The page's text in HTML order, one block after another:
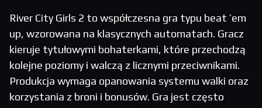
River City Girls 2 to współczesna gra typu beat ’em
up, wzorowana na klasycznych automatach. Gracz
kieruje tytułowymi bohaterkami, które przechodzą
kolejne poziomy i walczą z licznymi przeciwnikami.
Produkcja wymaga opanowania systemu walki oraz
korzystania z broni i bonusów. Gra jest często